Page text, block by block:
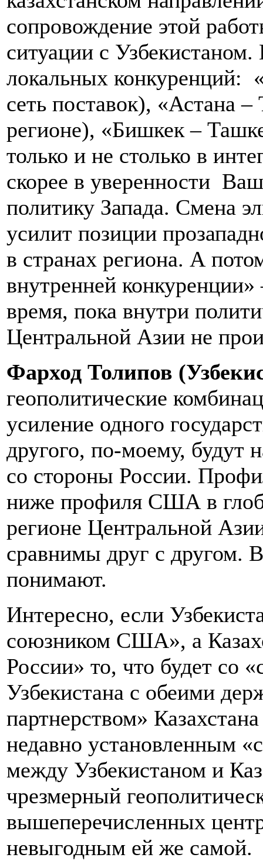
сопровождение этой
ситуации с
локальных конкуренций:
сеть поставок), «Астана
регионе), «Бишкек –
только и не столько в
скорее в уверенности
политику Запада. Смена
усилит позиции
в странах региона. А
внутренней
время, пока внутри
Центральной Азии не
Фарход Толипов
геополитические
усиление одного
другого, по-моему, будут
со стороны России.
ниже профиля США в
регионе Центральной
сравнимы друг с другом.
понимают.
Интересно, если
союзником США», а
России» то, что будет со
Узбекистана с обеими
партнерством»
недавно установленным
между Узбекистаном и
чрезмерный
вышеперечисленных
невыгодным ей же самой.